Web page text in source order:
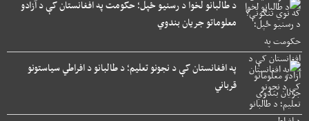
د طالبانو لخوا د رسنیو ځپل؛ حکومت په افغانستان کې د آزادو
معلوماتو جریان بندوي
په افغانستان کې د نجونو تعلیم؛ د طالبانو د افراطي سیاستونو
قرباني